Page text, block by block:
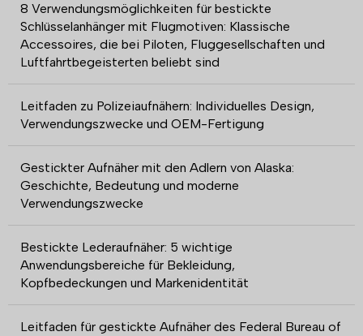
8 Verwendungsmöglichkeiten für bestickte
Schlüsselanhänger mit Flugmotiven: Klassische
Accessoires, die bei Piloten, Fluggesellschaften und
Luftfahrtbegeisterten beliebt sind
Leitfaden zu Polizeiaufnähern: Individuelles Design,
Verwendungszwecke und OEM-Fertigung
Gestickter Aufnäher mit den Adlern von Alaska:
Geschichte, Bedeutung und moderne
Verwendungszwecke
Bestickte Lederaufnäher: 5 wichtige
Anwendungsbereiche für Bekleidung,
Kopfbedeckungen und Markenidentität
Leitfaden für gestickte Aufnäher des Federal Bureau of